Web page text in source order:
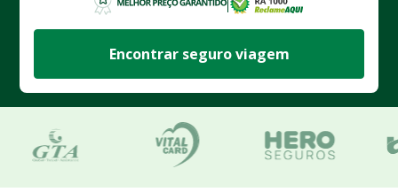
Encontrar seguro viagem